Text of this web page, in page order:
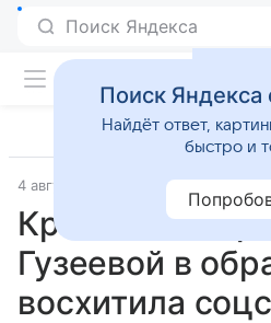
Поиск Яндекса
4 августа 2018
Красота
Гузеевой в
восхитила
Поиск Яндекса
Найдёт ответ,
быстро и